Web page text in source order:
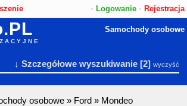
• Logowanie• Rejestracja
Samochody osobowe
↓ Szczegółowe wyszukiwanie[2] wyczyść
osobowe » Ford » Mondeo